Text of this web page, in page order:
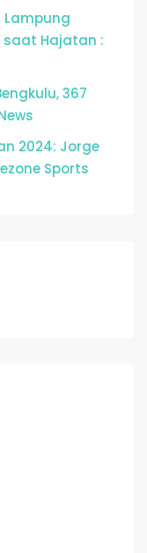
Lampung
saat Hajatan :
367
2024: Jorge
Sports